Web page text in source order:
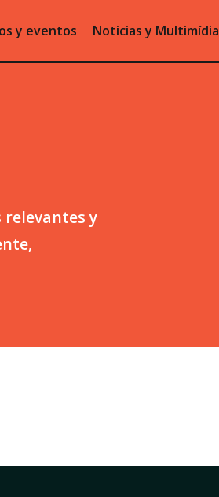
y eventos Noticias y Multimídia
relevantes y